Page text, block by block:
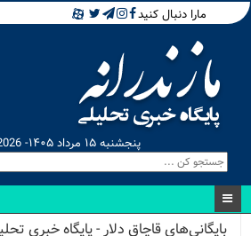
مارا دنبال کنید
پنجشنبه ۱۵ مرداد ۱۴۰۵- Aug 6 2026
بایگانی‌های قاچاق دلار - پایگاه خبری